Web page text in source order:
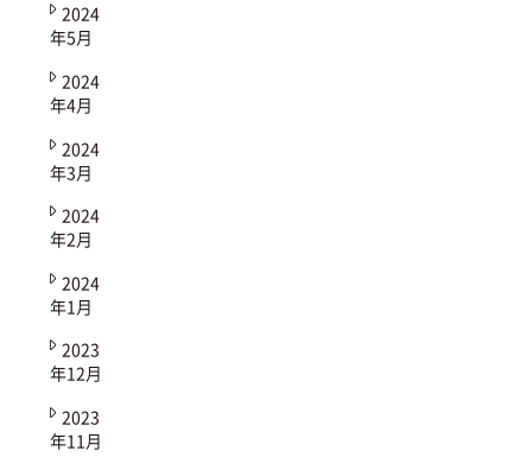
2024
年5月
2024
年4月
2024
年3月
2024
年2月
2024
年1月
2023
年12月
2023
年11月